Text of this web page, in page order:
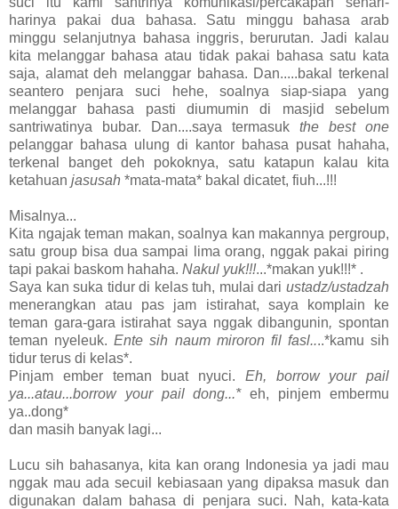
harinya pakai dua bahasa. Satu minggu bahasa arab
minggu selanjutnya bahasa inggris, berurutan. Jadi kalau
kita melanggar bahasa atau tidak pakai bahasa satu kata
saja, alamat deh melanggar bahasa. Dan.....bakal terkenal
seantero penjara suci hehe, soalnya siap-siapa yang
melanggar bahasa pasti diumumin di masjid sebelum
santriwatinya bubar. Dan....saya termasuk the best one
pelanggar bahasa ulung di kantor bahasa pusat hahaha,
terkenal banget deh pokoknya, satu katapun kalau kita
ketahuan jasusah *mata-mata* bakal dicatet, fiuh...!!!
Misalnya...
Kita ngajak teman makan, soalnya kan makannya pergroup,
satu group bisa dua sampai lima orang, nggak pakai piring
tapi pakai baskom hahaha. Nakul yuk!!!...*makan yuk!!!* .
Saya kan suka tidur di kelas tuh, mulai dari ustadz/ustadzah
menerangkan atau pas jam istirahat, saya komplain ke
teman gara-gara istirahat saya nggak dibangunin,spontan
teman nyeleuk.Ente sih naum miroron fil fasl....*kamu sih
tidur terus di kelas*.
Pinjam ember teman buat nyuci. Eh, borrow your pail
ya...atau...borrow your pail dong...*eh, pinjem embermu
ya..dong*
dan masih banyak lagi...
Lucu sih bahasanya, kita kan orang Indonesia ya jadi mau
nggak mau ada secuil kebiasaan yang dipaksa masuk dan
digunakan dalam bahasa di penjara suci. Nah, kata-kata